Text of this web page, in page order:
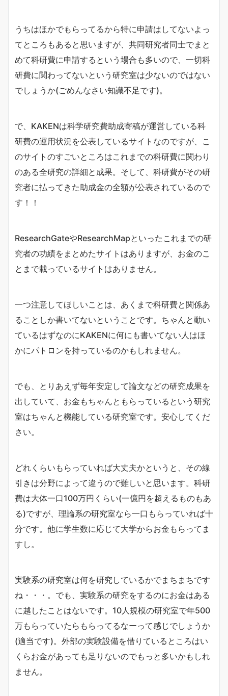
うちはほかでもらってるから特に申請はしてないよっ
てところもあると思いますが、共同研究者同士でまと
めて科研費に申請するという場合も多いので、一切科
研費に関わってないという研究室は少ないのではない
でしょうか(ごめんなさい知識不足です)。
で、KAKENは科学研究費助成寄稿が運営している科
研費の運用状況を公表しているサイトなのですが、こ
のサイトのすごいところはこれまでの科研費に関わり
のある全研究の詳細と成果。そして、科研費がその研
究者に払ってきた助成金の全額が公表されているので
す！！
ResearchGateやResearchMapといったこれまでの研
究者の功績をまとめたサイトはありますが、お金のこ
とまで載っているサイトはありません。
一つ注意してほしいことは、あくまで科研費と関係あ
ることしか書いてないということです。ちゃんと動い
ているはずなのにKAKENに何にも書いてない人はほ
かにパトロンを持っているのかもしれません。
でも、とりあえず毎年安定して論文などの研究成果を
出していて、お金もちゃんともらっているという研究
室はちゃんと機能している研究室です。安心してくだ
さい。
どれくらいもらっていれば大丈夫かというと、その線
引きは分野によって違うので難しいと思います。科研
費は大体一口100万円くらい(一億円を超えるものもあ
る)ですが、理論系の研究室なら一口もらっていれば十
分です。他に学生数に応じて大学からお金もらってま
すし。
実験系の研究室は何を研究しているかでまちまちです
ね・・・。でも、実験系の研究をするのにお金はある
に越したことはないです。10人規模の研究室で年500
万もらっていたらもらってるなーって感じでしょうか
(適当です)。外部の実験設備を借りているところはい
くらお金があっても足りないのでもっと多いかもしれ
ません。